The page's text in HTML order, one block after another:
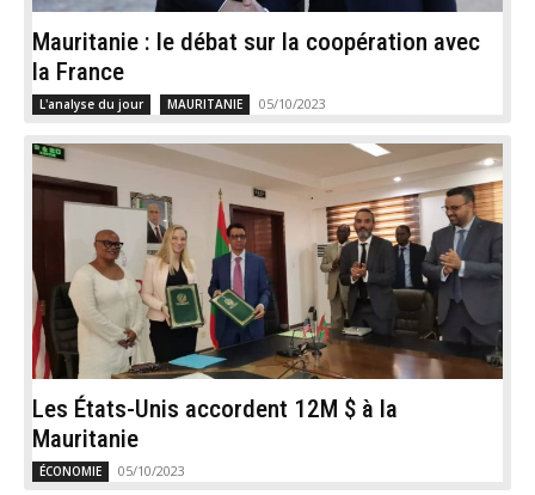
Mauritanie : le débat sur la coopération avec
la France
L'analyse du jour MAURITANIE 05/10/2023
Les États-Unis accordent 12M $ à la
Mauritanie
ÉCONOMIE 05/10/2023